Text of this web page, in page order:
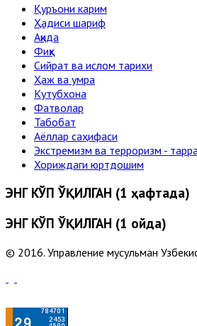
Қуръони карим
Ҳадиси шариф
Ақида
Фиқҳ
Сийрат ва ислом тарихи
Ҳаж ва умра
Кутубхона
Фатволар
Табобат
Аёллар саҳифаси
Экстремизм ва терроризм -
Хориждаги юртдошим
ЭНГ КЎП ЎҚИЛГАН (1 ҳафтада)
ЭНГ КЎП ЎҚИЛГАН (1 ойда)
© 2016. Управление мусульман